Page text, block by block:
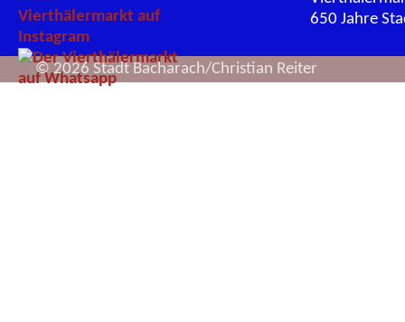
650 Jahre
© 2026 Stadt Bacharach/Christian Reiter